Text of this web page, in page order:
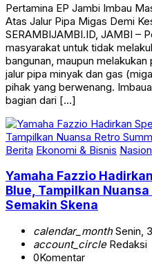
Pertamina EP Jambi Imbau
Atas Jalur Pipa Migas Demi
SERAMBIJAMBI.ID, JAMBI –
masyarakat untuk tidak
bangunan, maupun
jalur pipa minyak dan gas
pihak yang berwenang.
bagian dari […]
Berita Ekonomi & Bisnis
Yamaha Fazzio
Blue, Tampilkan
Semakin Skena
calendar_monthSenin,
account_circleRedaksi
0Komentar